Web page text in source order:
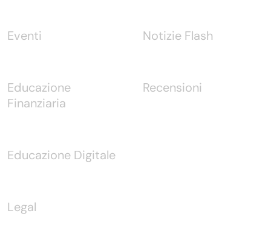
Eventi
Educazione
Finanziaria
Educazione Digitale
Legal
Notizie Flash
Recensioni